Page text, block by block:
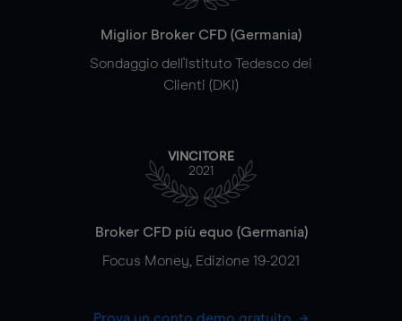
Miglior Broker CFD (Germania)
Sondaggio dell'Istituto Tedesco dei
Clienti (DKI)
VINCITORE
2021
Broker CFD più equo (Germania)
Focus Money, Edizione 19-2021
Prova un conto demo gratuito